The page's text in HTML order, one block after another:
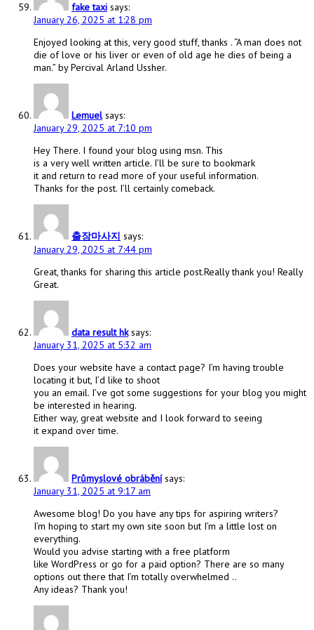
fake taxi says:
January 26, 2025 at 1:28 pm
Enjoyed looking at this, very good stuff, thanks . “A man does not
die of love or his liver or even of old age he dies of being a
man.” by Percival Arland Ussher.
Lemuel says:
January 29, 2025 at 7:10 pm
Hey There. I found your blog using msn. This
is a very well written article. I’ll be sure to bookmark
it and return to read more of your useful information.
Thanks for the post. I’ll certainly comeback.
출장마사지 says:
January 29, 2025 at 7:44 pm
Great, thanks for sharing this article post.Really thank you! Really
Great.
data result hk says:
January 31, 2025 at 5:32 am
Does your website have a contact page? I’m having trouble
locating it but, I’d like to shoot
you an email. I’ve got some suggestions for your blog you might
be interested in hearing.
Either way, great website and I look forward to seeing
it expand over time.
Průmyslové obrábění says:
January 31, 2025 at 9:17 am
Awesome blog! Do you have any tips for aspiring writers?
I’m hoping to start my own site soon but I’m a little lost on
everything.
Would you advise starting with a free platform
like WordPress or go for a paid option? There are so many
options out there that I’m totally overwhelmed ..
Any ideas? Thank you!